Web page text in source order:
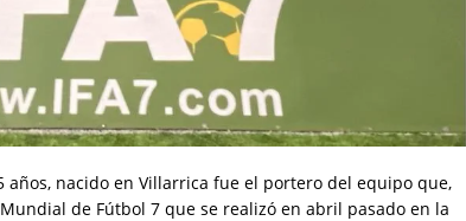
años, nacido en Villarrica fue el portero del equipo que,
de Fútbol 7 que se realizó en abril pasado en la